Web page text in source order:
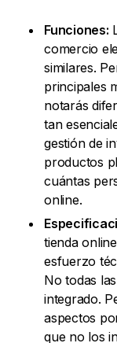
Funciones:
comercio
similares.
principales
notarás
tan
gestión de
productos
cuántas
online.
tienda
esfuerzo
No todas
integrado.
aspectos
que no los